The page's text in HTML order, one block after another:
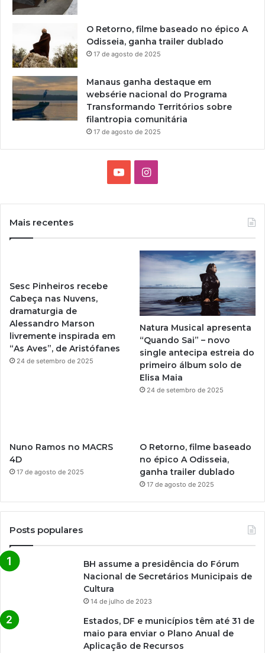
O Retorno, filme baseado no épico A
Odisseia, ganha trailer dublado
17 de agosto de 2025
Manaus ganha destaque em
websérie nacional do Programa
Transformando Territórios sobre
filantropia comunitária
17 de agosto de 2025
T
I
t
g
r
a
m
Mais recentes
Sesc Pinheiros recebe
Cabeça nas Nuvens,
dramaturgia de
Alessandro Marson
livremente inspirada em
“As Aves”, de Aristófanes
24 de setembro de 2025
Natura Musical apresenta
“Quando Sai” – novo
single antecipa estreia do
primeiro álbum solo de
Elisa Maia
24 de setembro de 2025
Nuno Ramos no MACRS
4D
17 de agosto de 2025
O Retorno, filme baseado
no épico A Odisseia,
ganha trailer dublado
17 de agosto de 2025
Posts populares
BH assume a presidência do Fórum
Nacional de Secretários Municipais de
Cultura
14 de julho de 2023
Estados, DF e municípios têm até 31 de
maio para enviar o Plano Anual de
Aplicação de Recursos